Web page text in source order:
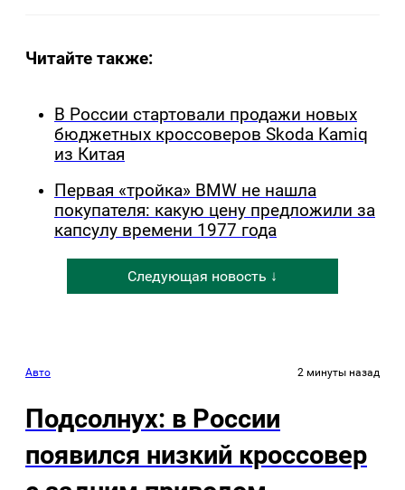
Читайте также:
В России стартовали продажи новых
бюджетных кроссоверов Skoda Kamiq
из Китая
Первая «тройка» BMW не нашла
покупателя: какую цену предложили за
капсулу времени 1977 года
Следующая новость ↓
Авто 2 минуты назад
Подсолнух: в России
появился низкий кроссовер